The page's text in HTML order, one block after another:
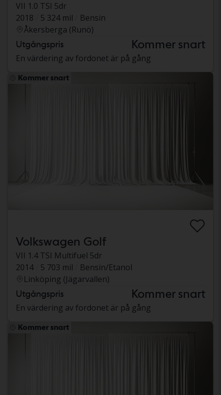
VII 1.0 TSI 5dr
2018
5 324 mil
Bensin
Åkersberga (Runö)
Utgångspris Kommer snart
En värdering av fordonet är på gång
Kommer snart
Volkswagen Golf
VII 1.4 TSI Multifuel 5dr
2014
5 703 mil
Bensin/Etanol
Linköping (Jägarvallen)
Utgångspris Kommer snart
En värdering av fordonet är på gång
Kommer snart